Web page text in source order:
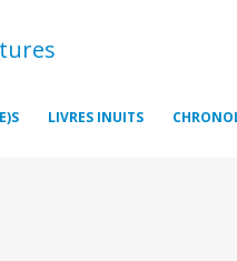
LIVRES INUITS